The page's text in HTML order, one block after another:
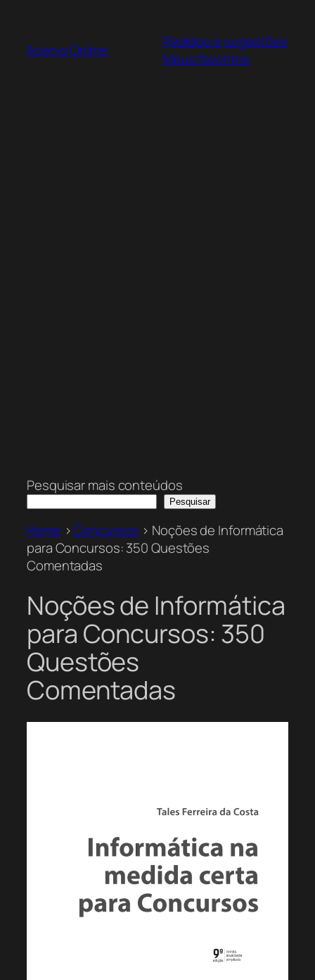
Acervo Online
Pedidos e sugestões
Meus favoritos
Pesquisar mais conteúdos
Pesquisar
Home >Concursos > Noções de Informática
para Concursos: 350 Questões
Comentadas
Noções de Informática
para Concursos: 350
Questões
Comentadas